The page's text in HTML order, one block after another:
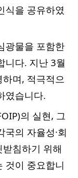
식을 공유하였
광물을 포함한
니다. 지난 3월
며, 적극적으
였습니다.
의 실현, 그
의 자율성·회
침하기 위해
것이 중요합니